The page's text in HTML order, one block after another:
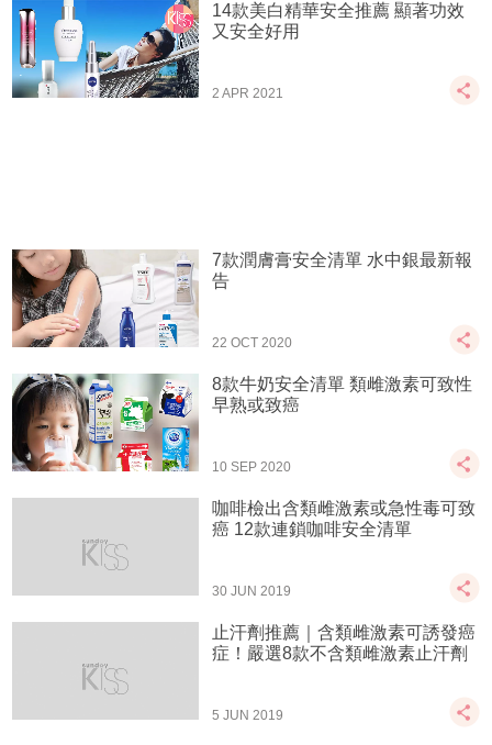
14款美白精華安全推薦 顯著功效
又安全好用
2 APR 2021
7款潤膚膏安全清單 水中銀最新報
告
22 OCT 2020
8款牛奶安全清單 類雌激素可致性
早熟或致癌
10 SEP 2020
咖啡檢出含類雌激素或急性毒可致
癌 12款連鎖咖啡安全清單
30 JUN 2019
止汗劑推薦｜含類雌激素可誘發癌
症！嚴選8款不含類雌激素止汗劑
5 JUN 2019